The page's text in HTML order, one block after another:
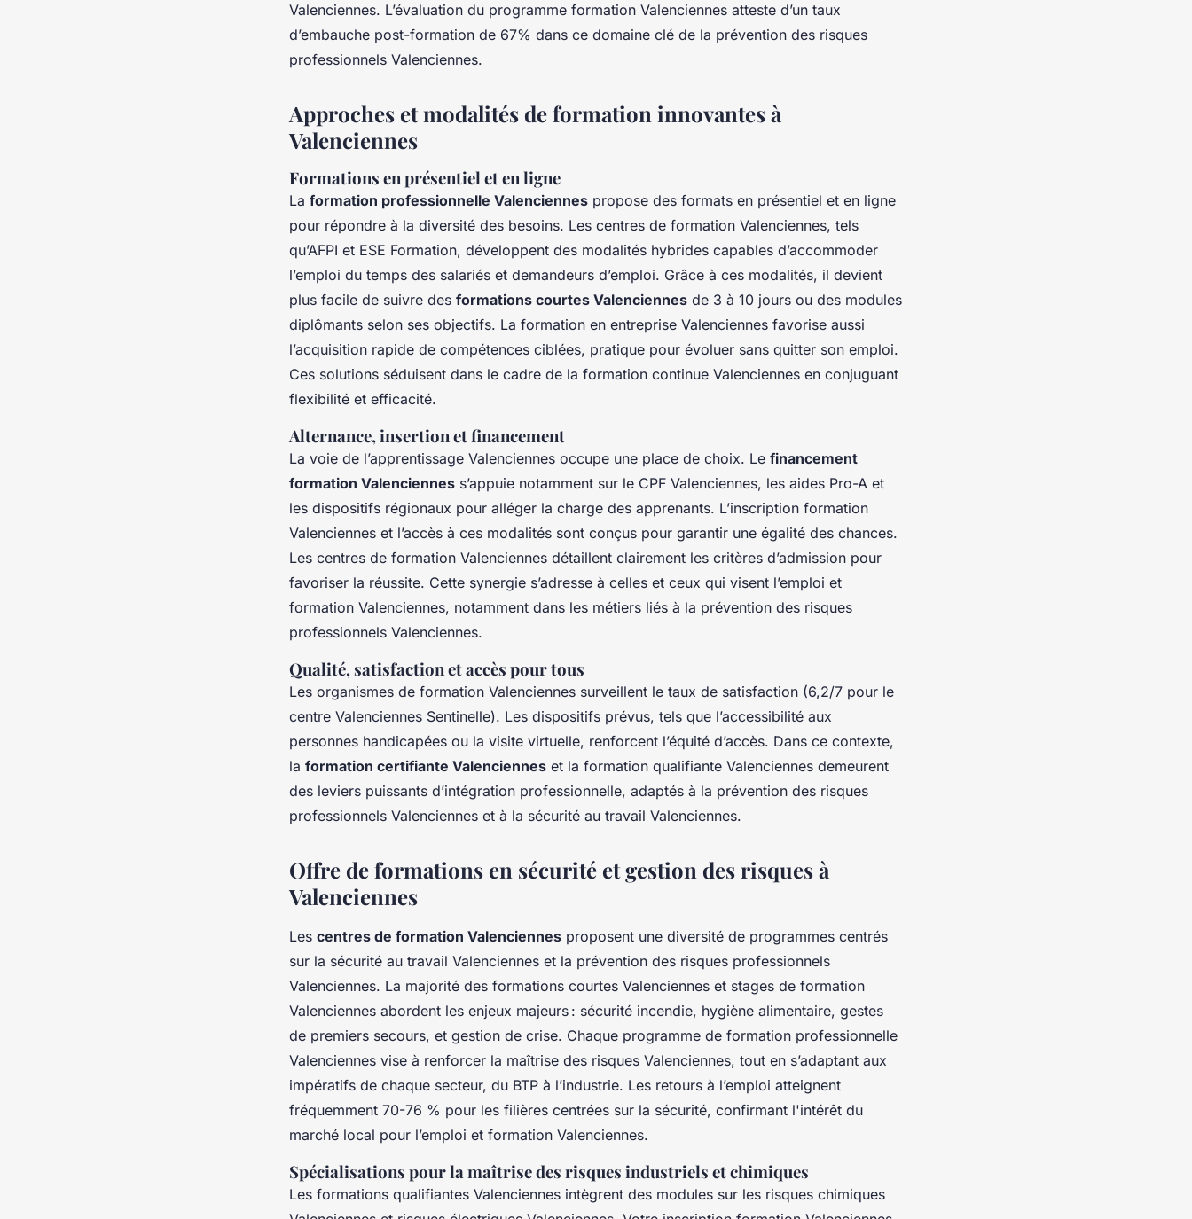
Valenciennes. L’évaluation du programme formation Valenciennes atteste d’un taux
d’embauche post-formation de 67% dans ce domaine clé de la prévention des risques
professionnels Valenciennes.
Approches et modalités de formation innovantes à
Valenciennes
Formations en présentiel et en ligne
La formation professionnelle Valenciennes propose des formats en présentiel et en ligne
pour répondre à la diversité des besoins. Les centres de formation Valenciennes, tels
qu’AFPI et ESE Formation, développent des modalités hybrides capables d’accommoder
l’emploi du temps des salariés et demandeurs d’emploi. Grâce à ces modalités, il devient
plus facile de suivre des formations courtes Valenciennes de 3 à 10 jours ou des modules
diplômants selon ses objectifs. La formation en entreprise Valenciennes favorise aussi
l’acquisition rapide de compétences ciblées, pratique pour évoluer sans quitter son emploi.
Ces solutions séduisent dans le cadre de la formation continue Valenciennes en conjuguant
flexibilité et efficacité.
Alternance, insertion et financement
La voie de l’apprentissage Valenciennes occupe une place de choix. Le financement
formation Valenciennes s’appuie notamment sur le CPF Valenciennes, les aides Pro-A et
les dispositifs régionaux pour alléger la charge des apprenants. L’inscription formation
Valenciennes et l’accès à ces modalités sont conçus pour garantir une égalité des chances.
Les centres de formation Valenciennes détaillent clairement les critères d’admission pour
favoriser la réussite. Cette synergie s’adresse à celles et ceux qui visent l’emploi et
formation Valenciennes, notamment dans les métiers liés à la prévention des risques
professionnels Valenciennes.
Qualité, satisfaction et accès pour tous
Les organismes de formation Valenciennes surveillent le taux de satisfaction (6,2/7 pour le
centre Valenciennes Sentinelle). Les dispositifs prévus, tels que l’accessibilité aux
personnes handicapées ou la visite virtuelle, renforcent l’équité d’accès. Dans ce contexte,
la formation certifiante Valenciennes et la formation qualifiante Valenciennes demeurent
des leviers puissants d’intégration professionnelle, adaptés à la prévention des risques
professionnels Valenciennes et à la sécurité au travail Valenciennes.
Offre de formations en sécurité et gestion des risques à
Valenciennes
Les centres de formation Valenciennes proposent une diversité de programmes centrés
sur la sécurité au travail Valenciennes et la prévention des risques professionnels
Valenciennes. La majorité des formations courtes Valenciennes et stages de formation
Valenciennes abordent les enjeux majeurs : sécurité incendie, hygiène alimentaire, gestes
de premiers secours, et gestion de crise. Chaque programme de formation professionnelle
Valenciennes vise à renforcer la maîtrise des risques Valenciennes, tout en s’adaptant aux
impératifs de chaque secteur, du BTP à l’industrie. Les retours à l’emploi atteignent
fréquemment 70-76 % pour les filières centrées sur la sécurité, confirmant l'intérêt du
marché local pour l’emploi et formation Valenciennes.
Spécialisations pour la maîtrise des risques industriels et chimiques
Les formations qualifiantes Valenciennes intègrent des modules sur les risques chimiques